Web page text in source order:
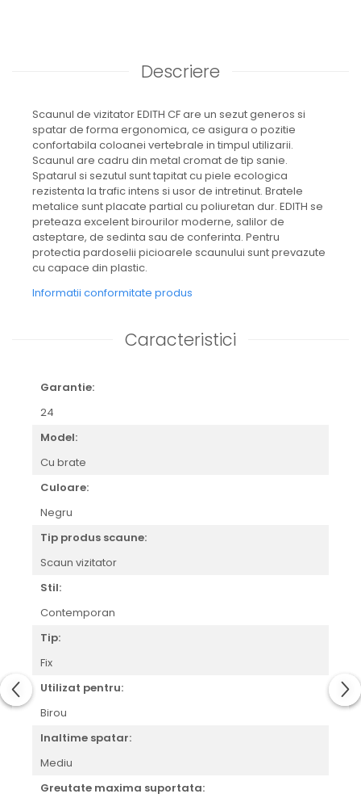
Descriere
Scaunul de vizitator EDITH CF are un sezut generos si
spatar de forma ergonomica, ce asigura o pozitie
confortabila coloanei vertebrale in timpul utilizarii.
Scaunul are cadru din metal cromat de tip sanie.
Spatarul si sezutul sunt tapitat cu piele ecologica
rezistenta la trafic intens si usor de intretinut. Bratele
metalice sunt placate partial cu poliuretan dur. EDITH se
preteaza excelent birourilor moderne, salilor de
asteptare, de sedinta sau de conferinta. Pentru
protectia pardoselii picioarele scaunului sunt prevazute
cu capace din plastic.
Informatii conformitate produs
Caracteristici
Garantie:
24
Model:
Cu brate
Culoare:
Negru
Tip produs scaune:
Scaun vizitator
Stil:
Contemporan
Tip:
Fix
Utilizat pentru:
Birou
Inaltime spatar:
Mediu
Greutate maxima suportata: